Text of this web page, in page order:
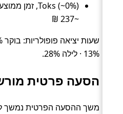
~237 ₪
13% · לילה 28%.
הסעה פרטית